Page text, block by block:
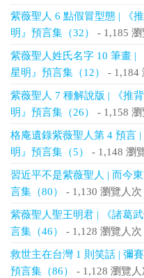
紫薇聖人 6 點假冒型態 | 《
明』預言集（32）
- 1,185
紫薇聖人姓氏名字 10 筆畫 |
星明』預言集（12）
- 1,184
紫薇聖人 7 種解說版 | 《推
明』預言集（26）
- 1,158
格庵遺錄紫薇聖人第 4 預言
明』預言集（5）
- 1,148 瀏
習近平不是紫薇聖人 | 而今
言集（80）
- 1,130 瀏覽人次
紫薇聖人聖王明君 | 《諸葛
言集（46）
- 1,128 瀏覽人次
救世主在台灣 1 則笑話 | 彌
預言集（86）
- 1,128 瀏覽人